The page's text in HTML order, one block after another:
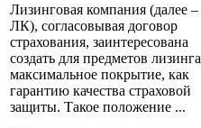
Лизинговая компания (далее –
ЛК), согласовывая договор
страхования, заинтересована
создать для предметов лизинга
максимальное покрытие, как
гарантию качества страховой
защиты. Такое положение ...